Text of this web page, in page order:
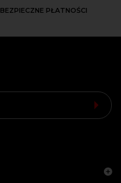
BEZPIECZNE PŁATNOŚCI